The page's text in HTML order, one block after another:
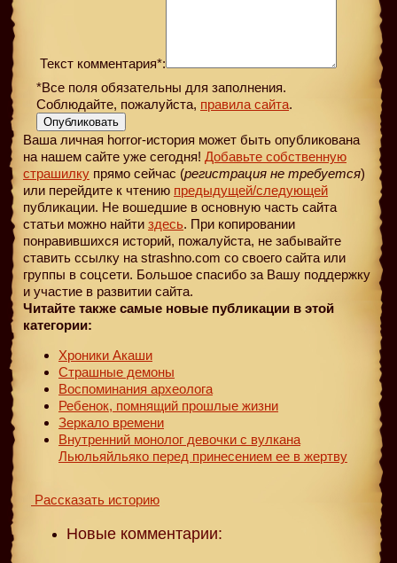
Текст комментария*:
*Все поля обязательны для заполнения.
Соблюдайте, пожалуйста, правила сайта.
Опубликовать
Ваша личная horror-история может быть опубликована
на нашем сайте уже сегодня! Добавьте собственную
страшилку прямо сейчас (регистрация не требуется)
или перейдите к чтению предыдущей/следующей
публикации. Не вошедшие в основную часть сайта
статьи можно найти здесь. При копировании
понравившихся историй, пожалуйста, не забывайте
ставить ссылку на strashno.com со своего сайта или
группы в соцсети. Большое спасибо за Вашу поддержку
и участие в развитии сайта.
Читайте также самые новые публикации в этой
категории:
Хроники Акаши
Страшные демоны
Воспоминания археолога
Ребенок, помнящий прошлые жизни
Зеркало времени
Внутренний монолог девочки с вулкана
Льюльяйльяко перед принесением ее в жертву
Рассказать историю
Новые комментарии: